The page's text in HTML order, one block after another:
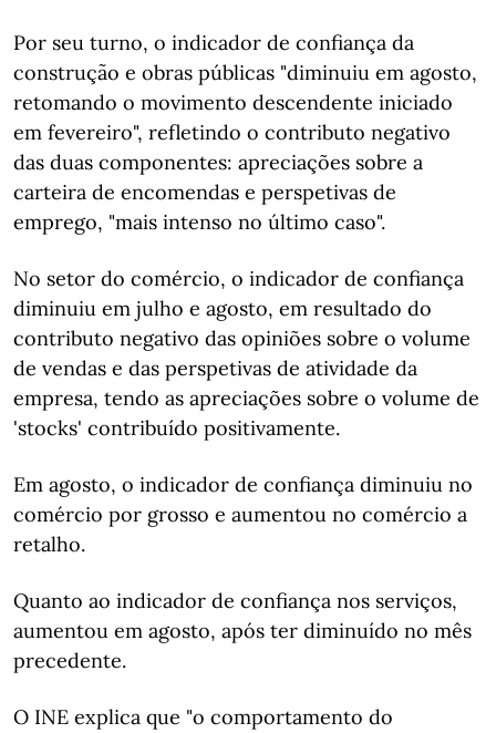
Por seu turno, o indicador de confiança da
construção e obras públicas "diminuiu em agosto,
retomando o movimento descendente iniciado
em fevereiro", refletindo o contributo negativo
das duas componentes: apreciações sobre a
carteira de encomendas e perspetivas de
emprego, "mais intenso no último caso".
No setor do comércio, o indicador de confiança
diminuiu em julho e agosto, em resultado do
contributo negativo das opiniões sobre o volume
de vendas e das perspetivas de atividade da
empresa, tendo as apreciações sobre o volume de
'stocks' contribuído positivamente.
Em agosto, o indicador de confiança diminuiu no
comércio por grosso e aumentou no comércio a
retalho.
Quanto ao indicador de confiança nos serviços,
aumentou em agosto, após ter diminuído no mês
precedente.
O INE explica que "o comportamento do